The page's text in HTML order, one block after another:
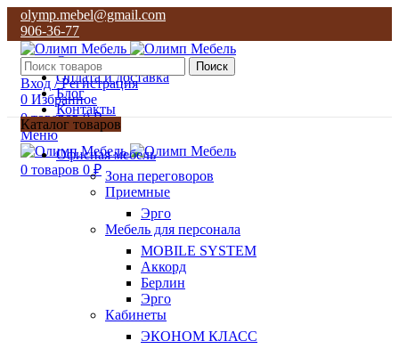
olymp.mebel@gmail.com
906-36-77
О нас
Оплата и доставка
Блог
Контакты
906-36-77
Поиск
Вход / Регистрация
0 Избранное
0товаров 0₽
Меню
0 товаров 0 ₽
Каталог товаров
Офисная мебель
Зона переговоров
Приемные
Эрго
Мебель для персонала
MOBILE SYSTEM
Аккорд
Берлин
Эрго
Кабинеты
ЭКОНОМ КЛАСС